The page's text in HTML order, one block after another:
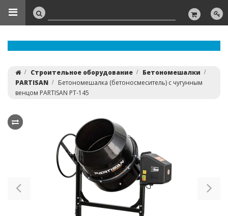
Строительное оборудование
Бетономешалки
PARTISAN
Бетономешалка (бетоносмеситель) с чугунным
венцом PARTISAN PT-145
Previous